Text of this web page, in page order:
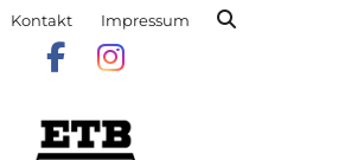
Kontakt Impressum